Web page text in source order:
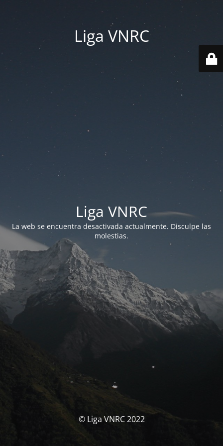
Liga VNRC
Liga VNRC
La web se encuentra desactivada actualmente. Disculpe las
molestias.
© Liga VNRC 2022